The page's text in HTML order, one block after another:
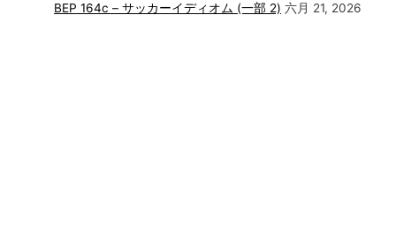
BEP 164c – サッカーイディオム (一部 2) 六月 21, 2026